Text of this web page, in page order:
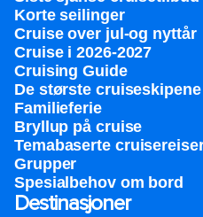
Korte seilinger
Cruise over jul-og nyttår
Cruise i 2026-2027
Cruising Guide
De største cruiseskipene
Familieferie
Bryllup på cruise
Temabaserte
Grupper
Spesialbehov om bord
Destinasjoner